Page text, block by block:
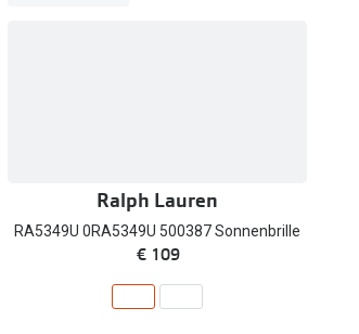
Ralph Lauren
RA5349U 0RA5349U 500387 Sonnenbrille
€ 109